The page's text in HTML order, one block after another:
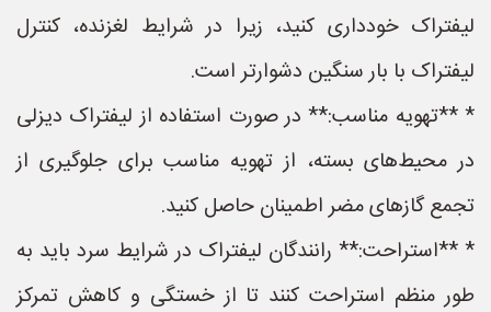
لیفتراک خودداری کنید، زیرا در شرایط لغزنده، کنترل
لیفتراک با بار سنگین دشوارتر است.
* **تهویه مناسب:** در صورت استفاده از لیفتراک دیزلی
در محیط‌های بسته، از تهویه مناسب برای جلوگیری از
تجمع گازهای مضر اطمینان حاصل کنید.
* **استراحت:** رانندگان لیفتراک در شرایط سرد باید به
طور منظم استراحت کنند تا از خستگی و کاهش تمرکز